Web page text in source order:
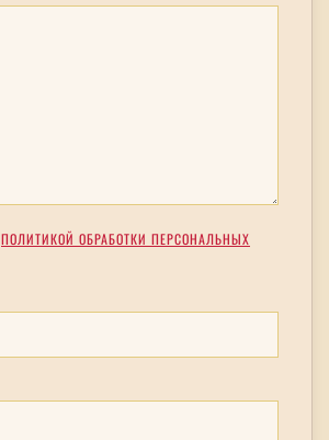
ПОЛИТИКОЙ ОБРАБОТКИ ПЕРСОНАЛЬНЫХ